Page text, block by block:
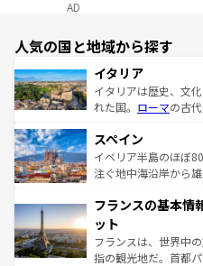
AD
人気の国と地域から探す
イタリア
イタリアは歴史、文
れた国。 ローマの古
ろん、トスカーナの
景など、自然景観も
ピザやパスタなど、
ませてくれるイタリ
なお、新着のイタリア
しい。
スペイン
イベリア半島のほぼ
注ぐ地中海沿岸から
文化が根付くこの国
れる闘牛、そして美
る。首都マドリード
アートに溢れた街角
フランスの基本情
ット
フランスは、世界中
指の観光地だ。首都